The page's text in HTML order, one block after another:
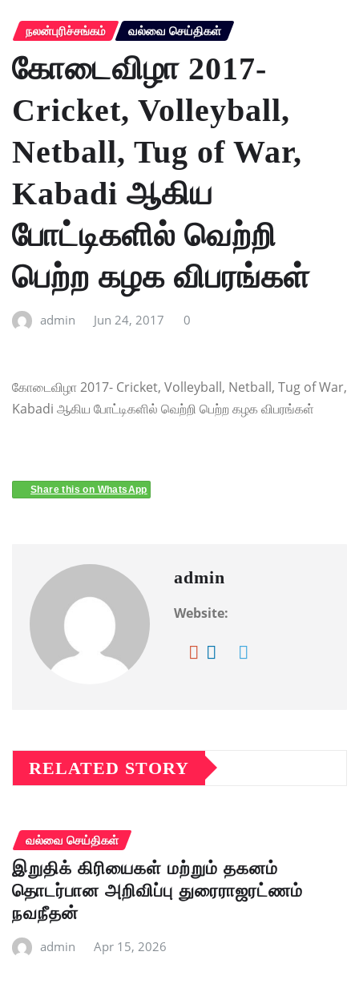
நலன்புரிச்சங்கம் வல்வை செய்திகள்
கோடைவிழா 2017-
Cricket, Volleyball,
Netball, Tug of War,
Kabadi ஆகிய
போட்டிகளில் வெற்றி
பெற்ற கழக விபரங்கள்
admin Jun 24, 2017 0
கோடைவிழா 2017- Cricket, Volleyball, Netball, Tug of War,
Kabadi ஆகிய போட்டிகளில் வெற்றி பெற்ற கழக விபரங்கள்
Share this on WhatsApp
admin
Website:
RELATED STORY
வல்வை செய்திகள்
இறுதிக் கிரியைகள் மற்றும் தகனம்
தொடர்பான அறிவிப்பு துரைராஜரட்ணம்
நவநீதன்
admin Apr 15, 2026